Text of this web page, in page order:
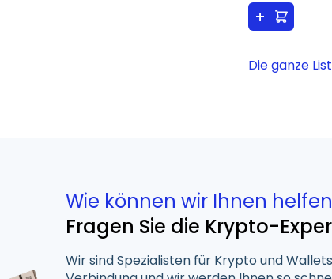
+
Die ganze
Wie können wir Ihnen
Fragen Sie die Krypto-
Wir sind Spezialisten für Krypto und